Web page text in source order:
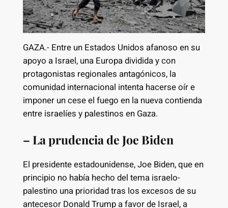
GAZA.- Entre un Estados Unidos afanoso en su
apoyo a Israel, una Europa dividida y con
protagonistas regionales antagónicos, la
comunidad internacional intenta hacerse oír e
imponer un cese el fuego en la nueva contienda
entre israelíes y palestinos en Gaza.
– La prudencia de Joe Biden
El presidente estadounidense, Joe Biden, que en
principio no había hecho del tema israelo-
palestino una prioridad tras los excesos de su
antecesor Donald Trump a favor de Israel, a